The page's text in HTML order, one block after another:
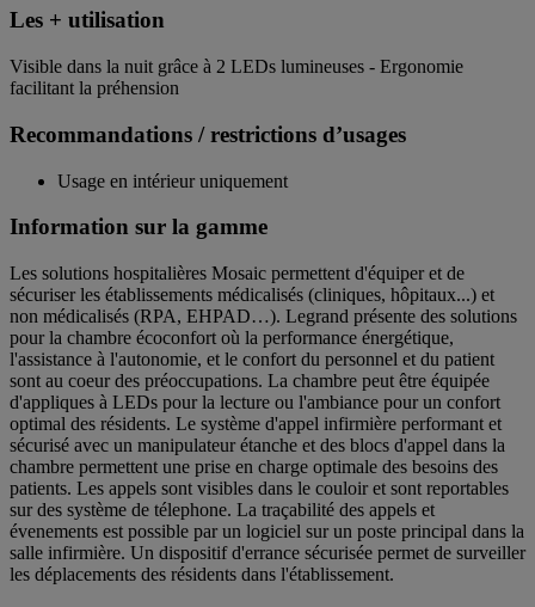
Les + utilisation
Visible dans la nuit grâce à 2 LEDs lumineuses - Ergonomie
facilitant la préhension
Recommandations / restrictions d’usages
Usage en intérieur uniquement
Information sur la gamme
Les solutions hospitalières Mosaic permettent d'équiper et de
sécuriser les établissements médicalisés (cliniques, hôpitaux...) et
non médicalisés (RPA, EHPAD…). Legrand présente des solutions
pour la chambre écoconfort où la performance énergétique,
l'assistance à l'autonomie, et le confort du personnel et du patient
sont au coeur des préoccupations. La chambre peut être équipée
d'appliques à LEDs pour la lecture ou l'ambiance pour un confort
optimal des résidents. Le système d'appel infirmière performant et
sécurisé avec un manipulateur étanche et des blocs d'appel dans la
chambre permettent une prise en charge optimale des besoins des
patients. Les appels sont visibles dans le couloir et sont reportables
sur des système de télephone. La traçabilité des appels et
évenements est possible par un logiciel sur un poste principal dans la
salle infirmière. Un dispositif d'errance sécurisée permet de surveiller
les déplacements des résidents dans l'établissement.